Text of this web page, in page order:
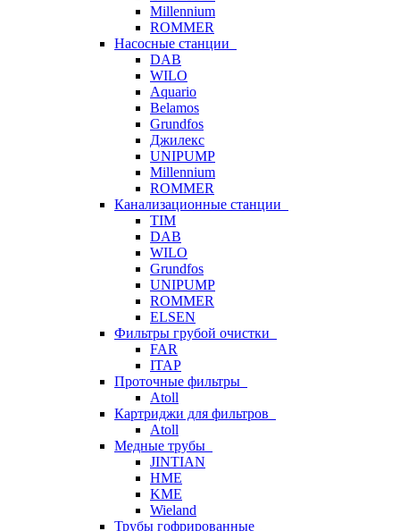
Millennium
ROMMER
Насосные станции
DAB
WILO
Aquario
Belamos
Grundfos
Джилекс
UNIPUMP
Millennium
ROMMER
Канализационные станции
TIM
DAB
WILO
Grundfos
UNIPUMP
ROMMER
ELSEN
Фильтры грубой очистки
FAR
ITAP
Проточные фильтры
Atoll
Картриджи для фильтров
Atoll
Медные трубы
JINTIAN
HME
KME
Wieland
Трубы гофрированные